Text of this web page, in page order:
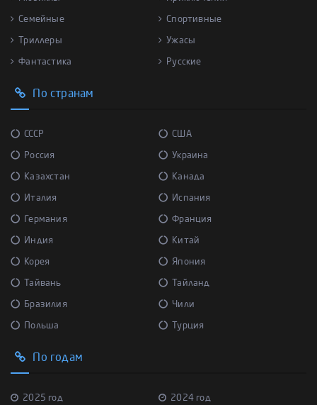
Семейные Спортивные
Триллеры Ужасы
Фантастика Русские
По странам
СССР США
Россия Украина
Казахстан Канада
Италия Испания
Германия Франция
Индия Китай
Корея Япония
Тайвань Тайланд
Бразилия Чили
Польша Турция
По годам
2025 год 2024 год